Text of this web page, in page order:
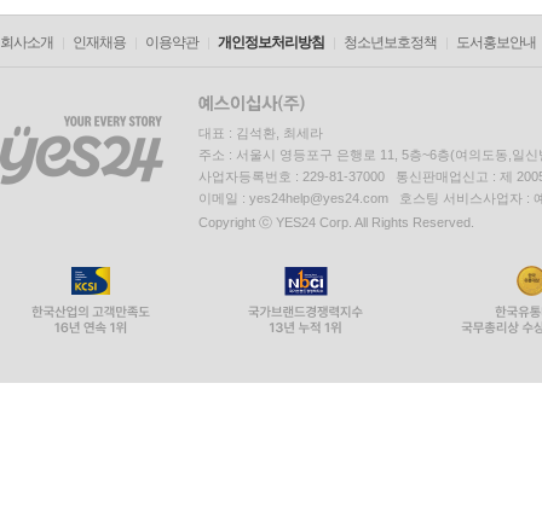
회사소개 인재채용 이용약관 개인정보처리방침 청소년보호정책 도서홍보안내
대표 : 김석환, 최세라
주소 : 서울시 영등포구 은행로 11, 5층~6층(여의도동,일신
사업자등록번호 : 229-81-37000 통신판매업신고 : 제
이메일 : yes24help@yes24.com 호스팅 서비스사업자 :
Copyright ⓒ YES24 Corp. All Rights Reserved.